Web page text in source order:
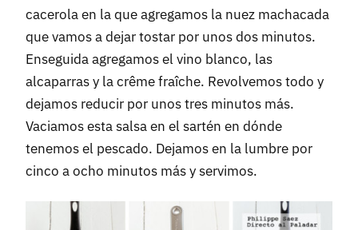
cacerola en la que agregamos la nuez machacada
que vamos a dejar tostar por unos dos minutos.
Enseguida agregamos el vino blanco, las
alcaparras y la crême fraîche. Revolvemos todo y
dejamos reducir por unos tres minutos más.
Vaciamos esta salsa en el sartén en dónde
tenemos el pescado. Dejamos en la lumbre por
cinco a ocho minutos más y servimos.